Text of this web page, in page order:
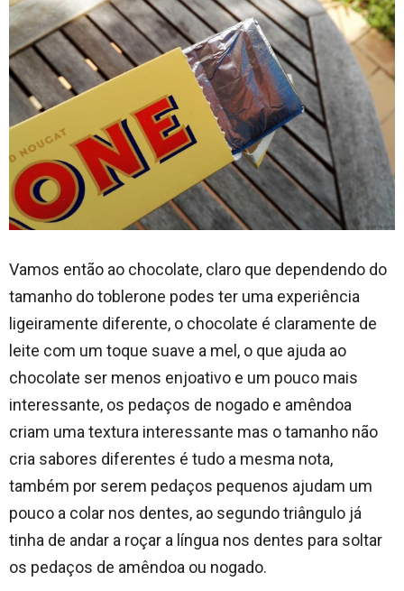
Vamos então ao chocolate, claro que dependendo do
tamanho do toblerone podes ter uma experiência
ligeiramente diferente, o chocolate é claramente de
leite com um toque suave a mel, o que ajuda ao
chocolate ser menos enjoativo e um pouco mais
interessante, os pedaços de nogado e amêndoa
criam uma textura interessante mas o tamanho não
cria sabores diferentes é tudo a mesma nota,
também por serem pedaços pequenos ajudam um
pouco a colar nos dentes, ao segundo triângulo já
tinha de andar a roçar a língua nos dentes para soltar
os pedaços de amêndoa ou nogado.